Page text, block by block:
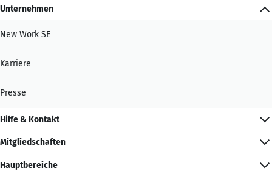
Unternehmen
New Work SE
Karriere
Presse
Hilfe & Kontakt
Mitgliedschaften
Hauptbereiche